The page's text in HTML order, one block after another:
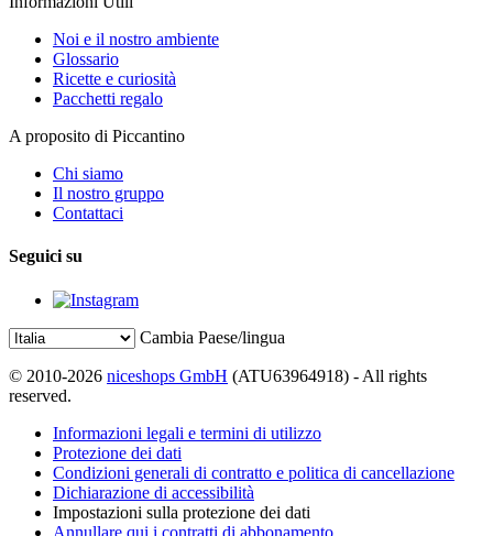
Noi e il nostro ambiente
Glossario
Ricette e curiosità
Pacchetti regalo
A proposito di Piccantino
Chi siamo
Il nostro gruppo
Contattaci
Seguici su
Cambia Paese/lingua
© 2010-2026 niceshops GmbH (ATU63964918) - All rights
reserved.
Informazioni legali e termini di utilizzo
Protezione dei dati
Condizioni generali di contratto e politica di cancellazione
Dichiarazione di accessibilità
Impostazioni sulla protezione dei dati
Annullare qui i contratti di abbonamento